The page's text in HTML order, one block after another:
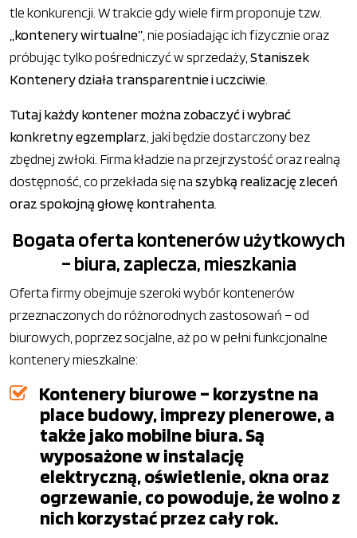
tle konkurencji. W trakcie gdy wiele firm proponuje tzw.
„kontenery wirtualne”, nie posiadając ich fizycznie oraz
próbując tylko pośredniczyć w sprzedaży,Staniszek
Kontenery działa transparentnie i uczciwie.
Tutaj każdy kontener można zobaczyć i wybrać
konkretny egzemplarz, jaki będzie dostarczony bez
zbędnej zwłoki. Firma kładzie na przejrzystość oraz realną
dostępność, co przekłada się naszybką realizację zleceń
oraz spokojną głowę kontrahenta.
Bogata oferta kontenerów użytkowych
– biura, zaplecza, mieszkania
Oferta firmy obejmuje szeroki wybór kontenerów
przeznaczonych do różnorodnych zastosowań – od
biurowych, poprzez socjalne, aż po w pełni funkcjonalne
kontenery mieszkalne:
Kontenery biurowe – korzystne na
place budowy, imprezy plenerowe, a
także jako mobilne biura. Są
wyposażone w instalację
elektryczną, oświetlenie, okna oraz
ogrzewanie, co powoduje, że wolno z
nich korzystać przez cały rok.